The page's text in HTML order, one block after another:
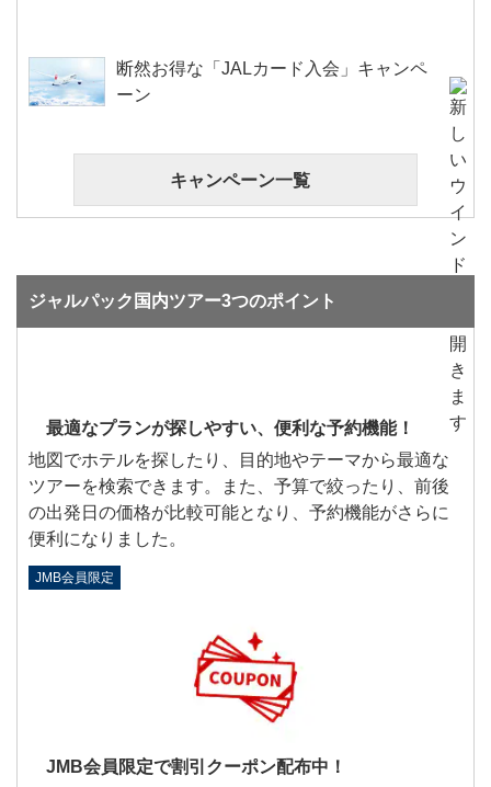
断然お得な「JALカード入会」キャンペ
ーン
キャンペーン一覧
ジャルパック国内ツアー3つのポイント
最適なプランが探しやすい、便利な予約機能！
地図でホテルを探したり、目的地やテーマから最適な
ツアーを検索できます。また、予算で絞ったり、前後
の出発日の価格が比較可能となり、予約機能がさらに
便利になりました。
JMB会員限定
JMB会員限定で割引クーポン配布中！